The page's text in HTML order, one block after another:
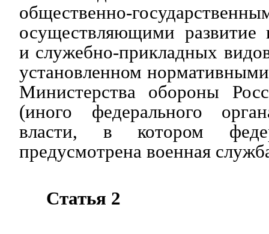
общественно-
осуществляющими развитие
и служебно-прикладных
установленном
Министерства обороны
(иного федерального
власти, в котором
предусмотрена военная
Статья 2